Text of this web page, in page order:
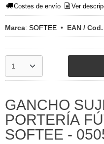
Costes de envío Ver
Marca: SOFTEE • EAN /
GANCHO
PORTERÍA
SOFTEE -